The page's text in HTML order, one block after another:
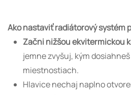
Ako nastaviť radiátorový systém
Začni nižšou ekvitermickou
jemne zvyšuj, kým
miestnostiach.
Hlavice nechaj naplno